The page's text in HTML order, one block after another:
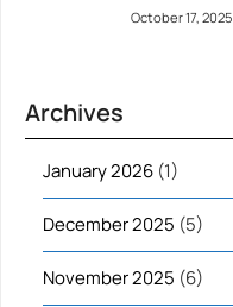
October 17, 2025
Archives
January 2026 (1)
December 2025 (5)
November 2025 (6)